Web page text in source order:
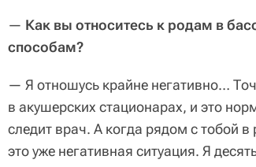
— Как вы относитесь к родам в
способам?
— Я отношусь крайне негативно…
в акушерских стационарах, и это
следит врач. А когда рядом с тобой в
это уже негативная ситуация. Я